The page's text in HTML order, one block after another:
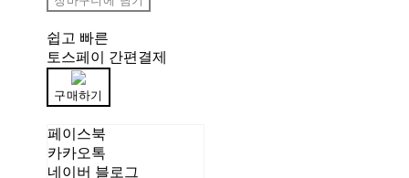
쉽고 빠른
토스페이 간편결제
구매하기
페이스북
카카오톡
네이버 블로그